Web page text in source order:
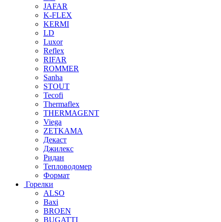
JAFAR
K-FLEX
KERMI
LD
Luxor
Reflex
RIFAR
ROMMER
Sanha
STOUT
Tecofi
Thermaflex
THERMAGENT
Viega
ZETKAMA
Декаст
Джилекс
Ридан
Тепловодомер
Формат
Горелки
ALSO
Baxi
BROEN
BUGATTI